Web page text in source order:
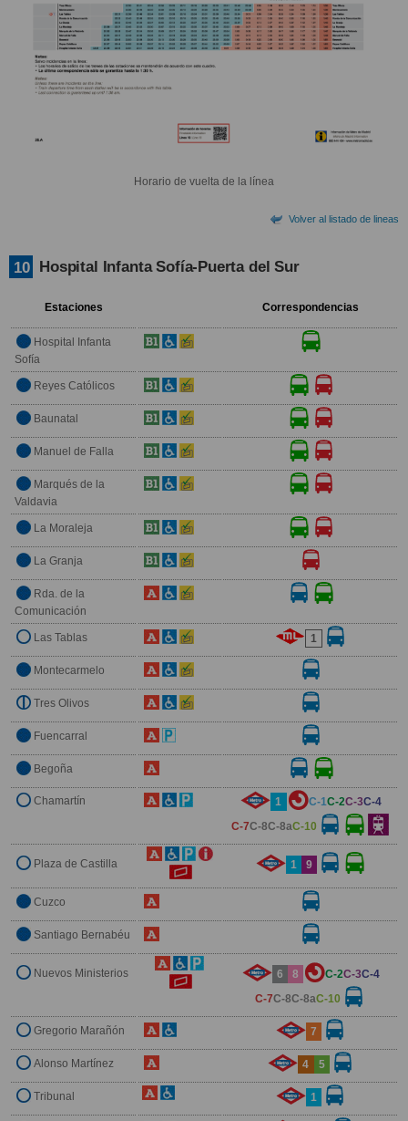
Horario de vuelta de la línea
Volver al listado de lineas
10 Hospital Infanta Sofía-Puerta del Sur
Estaciones Correspondencias
Hospital Infanta
Sofía
Reyes Católicos
Baunatal
Manuel de Falla
Marqués de la
Valdavia
La Moraleja
La Granja
Rda. de la
Comunicación
Las Tablas 1
Montecarmelo
Tres Olivos
Fuencarral
Begoña
Chamartín 1 C-1C-2C-3C-4
C-7C-8C-8aC-10
Plaza de Castilla 1 9
Cuzco
Santiago Bernabéu
Nuevos Ministerios 6 8 C-2C-3C-4
C-7C-8C-8aC-10
Gregorio Marañón 7
Alonso Martínez 4 5
Tribunal 1